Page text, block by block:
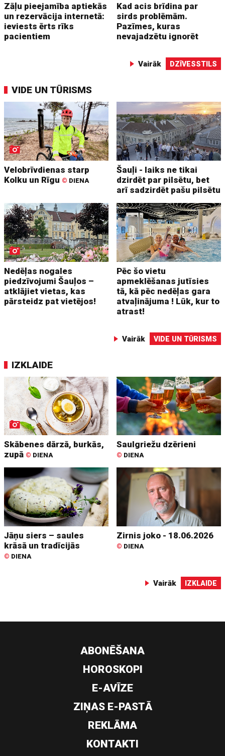
Zāļu pieejamība aptiekās
un rezervācija internetā:
ieviests ērts rīks
pacientiem
Kad acis brīdina par
sirds problēmām.
Pazīmes, kuras
nevajadzētu ignorēt
Vairāk DZĪVESSTILS
VIDE UN TŪRISMS
Velobrīvdienas starp
Kolku un Rīgu © DIENA
Šauļi - laiks ne tikai
dzirdēt par pilsētu, bet
arī sadzirdēt pašu pilsētu
Nedēļas nogales
piedzīvojumi Šauļos –
atklājiet vietas, kas
pārsteidz pat vietējos!
Pēc šo vietu
apmeklēšanas jutīsies
tā, kā pēc nedēļas gara
atvaļinājuma ! Lūk, kur to
atrast!
Vairāk VIDE UN TŪRISMS
IZKLAIDE
Skābenes dārzā, burkās,
zupā © DIENA
Saulgriežu dzērieni
© DIENA
Jāņu siers – saules
krāsā un tradīcijās
© DIENA
Zirnis joko - 18.06.2026
© DIENA
Vairāk IZKLAIDE
ABONĒŠANA
HOROSKOPI
E-AVĪZE
ZIŅAS E-PASTĀ
REKLĀMA
KONTAKTI